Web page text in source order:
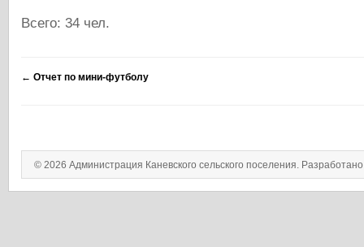
Всего: 34 чел.
← Отчет по мини-футболу
© 2026 Администрация Каневского сельского поселения.